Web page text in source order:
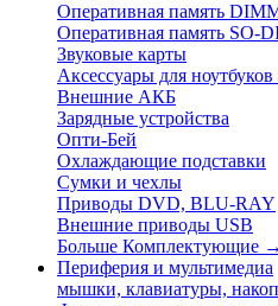
Оперативная память
Оперативная память SO-
Звуковые карты
Аксессуары для
Внешние АКБ
Зарядные устройства
Опти-Бей
Охлаждающие подставки
Сумки и чехлы
Приводы DVD, BLU-RAY
Внешние приводы USB
Больше Комплектующие →
Периферия и мультимедиа
мышки, клавиатуры,